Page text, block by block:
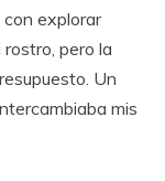
explorar
pero la
Un
mis